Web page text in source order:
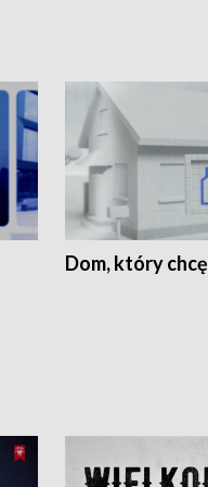
Dom, który chcę